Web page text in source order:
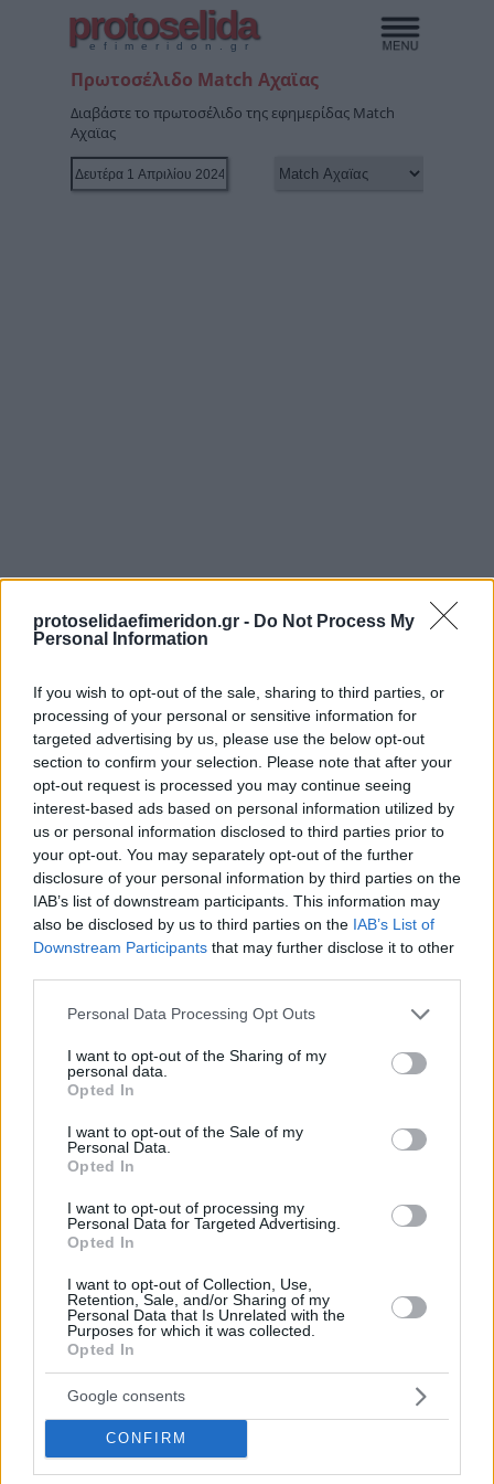
protoselidaefimeridon.gr - Do Not Process My
Personal Information
If you wish to opt-out of the sale, sharing to third parties, or
processing of your personal or sensitive information for
targeted advertising by us, please use the below opt-out
section to confirm your selection. Please note that after your
opt-out request is processed you may continue seeing
interest-based ads based on personal information utilized by
us or personal information disclosed to third parties prior to
your opt-out. You may separately opt-out of the further
disclosure of your personal information by third parties on the
IAB’s list of downstream participants. This information may
also be disclosed by us to third parties on the IAB’s List of
Downstream Participants that may further disclose it to other
Please note that this website/app uses one or more Google
not limited to your visit or usage behaviour. You may click to
grant or deny consent to Google and its third-party tags to
use your data for below specified purposes in below Google
consent section.
Personal Data Processing Opt Outs
I want to opt-out of the Sharing of my
personal data.
Opted In
I want to opt-out of the Sale of my
Personal Data.
Opted In
I want to opt-out of processing my
Personal Data for Targeted Advertising.
Opted In
I want to opt-out of Collection, Use,
Retention, Sale, and/or Sharing of my
Personal Data that Is Unrelated with the
Purposes for which it was collected.
Opted In
Google consents
CONFIRM
protoselida
efimeridon.gr
Πρωτοσέλιδο Match Αχαϊας
Διαβάστε το πρωτοσέλιδο της εφημερίδας Match
Αχαϊας
Προηγούμενη
Κερκίδα
Επόμενη
Βέροια
Κοινοποιήστε
Προηγούμενη
Κερκίδα
Επόμενη
Βέροια